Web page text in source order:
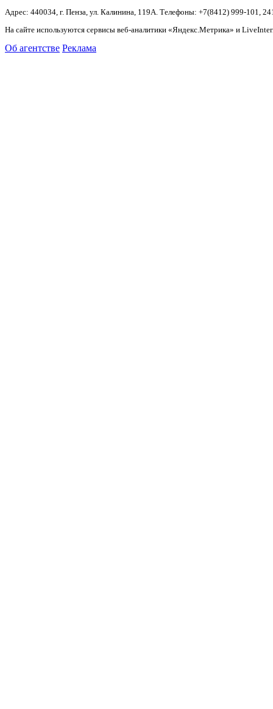
Адрес: 440034, г. Пенза, ул. Калинина, 119А. Телефоны: +7(8412) 999-101,
На сайте используются сервисы веб-аналитики «Яндекс.Метрика» и
Об агентстве Реклама